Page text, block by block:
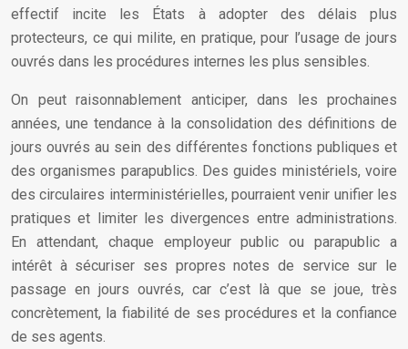
effectif incite les États à adopter des délais plus
protecteurs, ce qui milite, en pratique, pour l’usage de jours
ouvrés dans les procédures internes les plus sensibles.
On peut raisonnablement anticiper, dans les prochaines
années, une tendance à la consolidation des définitions de
jours ouvrés au sein des différentes fonctions publiques et
des organismes parapublics. Des guides ministériels, voire
des circulaires interministérielles, pourraient venir unifier les
pratiques et limiter les divergences entre administrations.
En attendant, chaque employeur public ou parapublic a
intérêt à sécuriser ses propres notes de service sur le
passage en jours ouvrés, car c’est là que se joue, très
concrètement, la fiabilité de ses procédures et la confiance
de ses agents.